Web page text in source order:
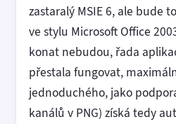
zastaralý MSIE 6, ale bude
ve stylu Microsoft Office
konat nebudou, řada
přestala fungovat,
jednoduchého, jako
kanálů v PNG) získá tedy